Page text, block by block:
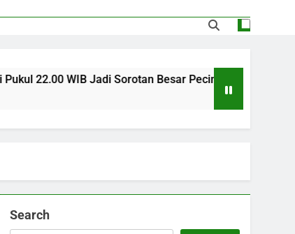
Sorotan Besar Pecinta Sepak Bola Eropa di Jalalive
Search